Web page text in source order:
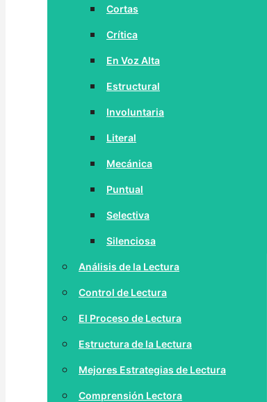
Cortas
Crítica
En Voz Alta
Estructural
Involuntaria
Literal
Mecánica
Puntual
Selectiva
Silenciosa
Análisis de la Lectura
Control de Lectura
El Proceso de Lectura
Estructura de la Lectura
Mejores Estrategias de Lectura
Comprensión Lectora